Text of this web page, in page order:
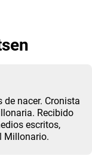
de nacer. Cronista
Recibido
escritos,
Millonario.